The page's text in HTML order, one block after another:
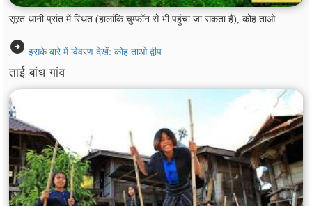
सूरत थानी प्रांत में स्थित (हालांकि चुम्फॉन से भी पहुंचा जा सकता है), कोह ताओ...
arrow_circle_right इसके बारे में विवरण देखें: कोह ताओ द्वीप
ताई बांध गांव